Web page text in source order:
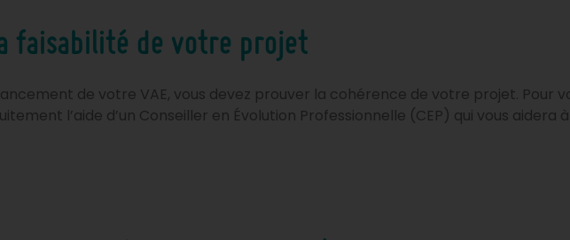
faisabilité de votre projet
de votre VAE, vous devez prouver la cohérence de votre projet. Pour
l’aide d’un Conseiller en Évolution Professionnelle (CEP) qui vous